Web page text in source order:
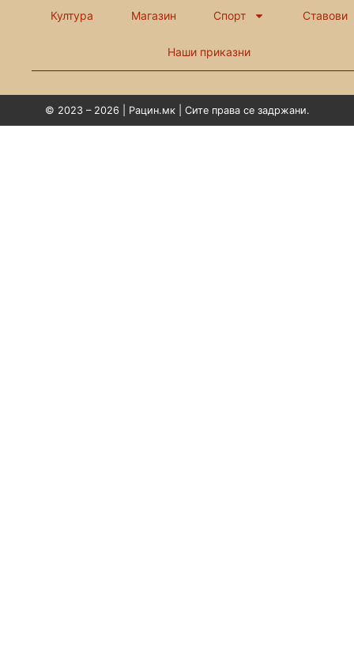
Култура Магазин Спорт Ставови
Наши приказни
© 2023 – 2026 | Рацин.мк | Сите права се задржани.